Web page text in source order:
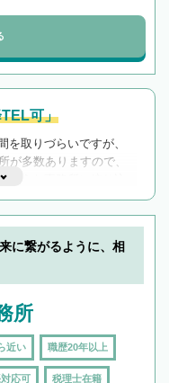
可」
を取りづらいですが、
が多数ありますので、
ような事務所に絞り込
条件
索に繋がるように、相
所
近い 職歴20年以上
応可 税理士在籍